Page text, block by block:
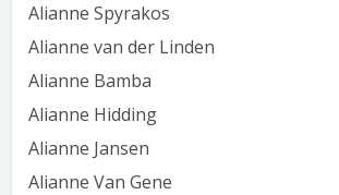
Alianne Spyrakos
Alianne van der Linden
Alianne Bamba
Alianne Hidding
Alianne Jansen
Alianne Van Gene